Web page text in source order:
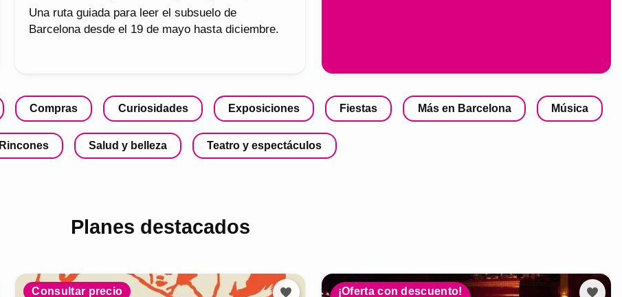
Una ruta guiada para leer el subsuelo de
Barcelona desde el 19 de mayo hasta diciembre.
Compras Curiosidades Exposiciones Fiestas Más en Barcelona Música
Rincones Salud y belleza Teatro y espectáculos
Planes destacados
Consultar precio
¡Oferta con descuento!